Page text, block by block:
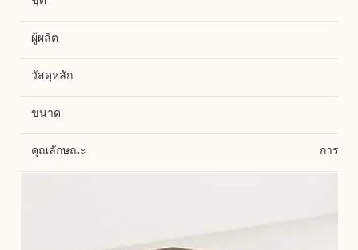
ผู้ผลิต
วัสดุหลัก
ขนาด
คุณลักษณะ การออ